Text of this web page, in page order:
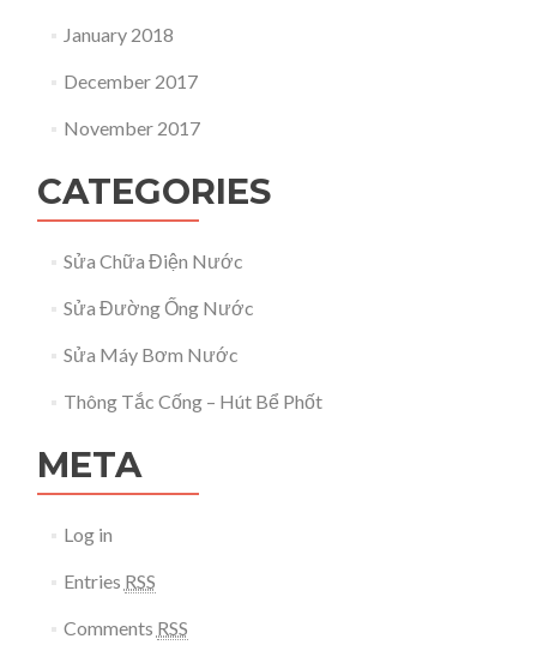
January 2018
December 2017
November 2017
CATEGORIES
Sửa Chữa Điện Nước
Sửa Đường Ống Nước
Sửa Máy Bơm Nước
Thông Tắc Cống – Hút Bể Phốt
META
Log in
Entries RSS
Comments RSS